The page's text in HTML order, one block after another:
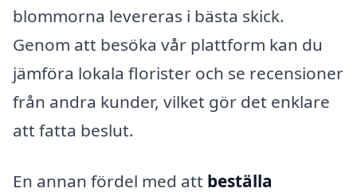
blommorna levereras i bästa skick.
Genom att besöka vår plattform kan du
jämföra lokala florister och se recensioner
från andra kunder, vilket gör det enklare
att fatta beslut.
En annan fördel med att beställa